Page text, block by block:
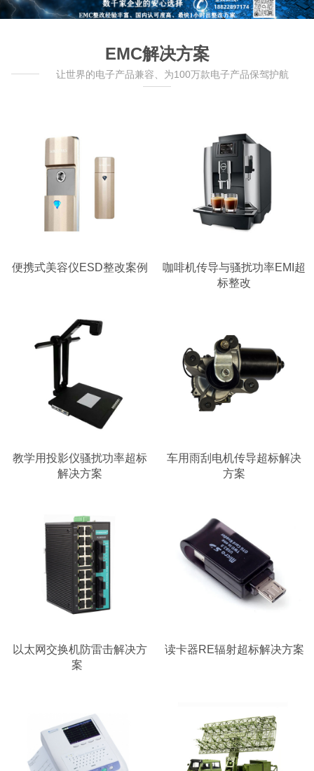
EMC解决方案
让世界的电子产品兼容、为100万款电子产品保驾护航
便携式美容仪ESD整改案例
咖啡机传导与骚扰功率EMI超
标整改
教学用投影仪骚扰功率超标
解决方案
车用雨刮电机传导超标解决
方案
以太网交换机防雷击解决方
案
读卡器RE辐射超标解决方案